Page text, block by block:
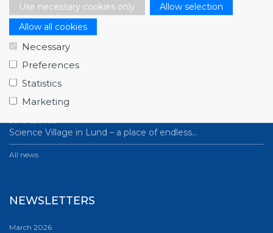
Use necessary cookies only
Allow selection
Allow all cookies
Necessary
Preferences
Statistics
Marketing
NEWS
July 1, 2026
Swedish companies gain first-hand insight int…
June 12, 2026
From Big Science to business: a career built…
June 12, 2026
Science Village in Lund – a place of endless…
All news
NEWSLETTERS
March 2026